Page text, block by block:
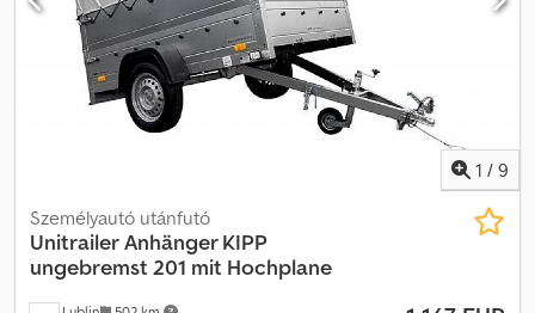
üvegfedéllel, pénztartó polc és pultvilágítás, bemutató mélysége
kb. 65 cm, akasztósínek a hátsó falon, 220V-os elektromos
rendszer, légkondicionáló berendezés, hátsó falon munkafelület,
melegvíz-rendszer
1 / 9
Személyautó utánfutó
UnitrailerAnhänger KIPP
ungebremst 201 mit Hochplane